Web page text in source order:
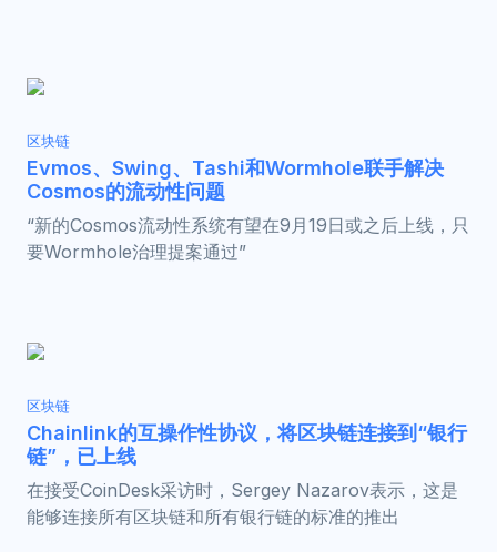
区块链
Evmos、Swing、Tashi和Wormhole联手解决
Cosmos的流动性问题
“新的Cosmos流动性系统有望在9月19日或之后上线，只
要Wormhole治理提案通过”
区块链
Chainlink的互操作性协议，将区块链连接到“银行
链”，已上线
在接受CoinDesk采访时，Sergey Nazarov表示，这是
能够连接所有区块链和所有银行链的标准的推出